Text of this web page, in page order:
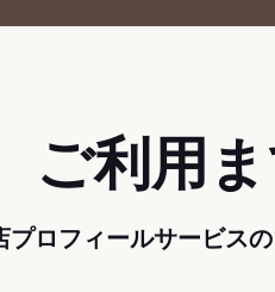
ご利用
プロフィールサービス